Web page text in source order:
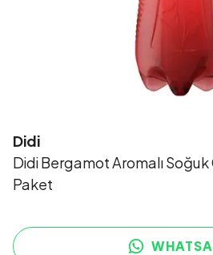
Didi
Didi Bergamot Aromalı Soğuk
Paket